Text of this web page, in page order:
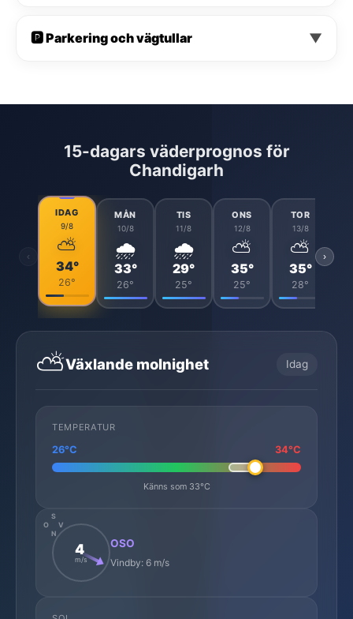
🅿️ Parkering och vägtullar ▼
15-dagars väderprognos för
Chandigarh
‹
IDAG
9/8
⛅
34°
26°
MÅN
10/8
🌧️
33°
26°
TIS
11/8
🌧️
29°
25°
ONS
12/8
⛅
35°
25°
TOR
13/8
⛅
35°
28°
›
⛅Växlande molnighet Idag
TEMPERATUR
26°C 34°C
Känns som 33°C
N
S
O
V
4
m/s
OSO
Vindby: 6 m/s